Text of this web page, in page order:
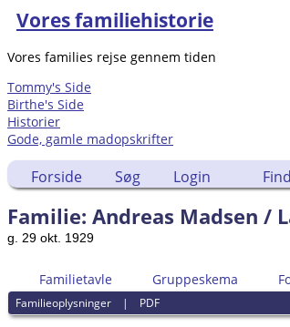
Vores familiehistorie
Vores families rejse gennem tiden
Tommy's Side
Birthe's Side
Historier
Gode, gamle madopskrifter
Forside Søg Login Find
Familie: Andreas Madsen /
g. 29 okt. 1929
Familietavle Gruppeskema
Familieoplysninger | PDF